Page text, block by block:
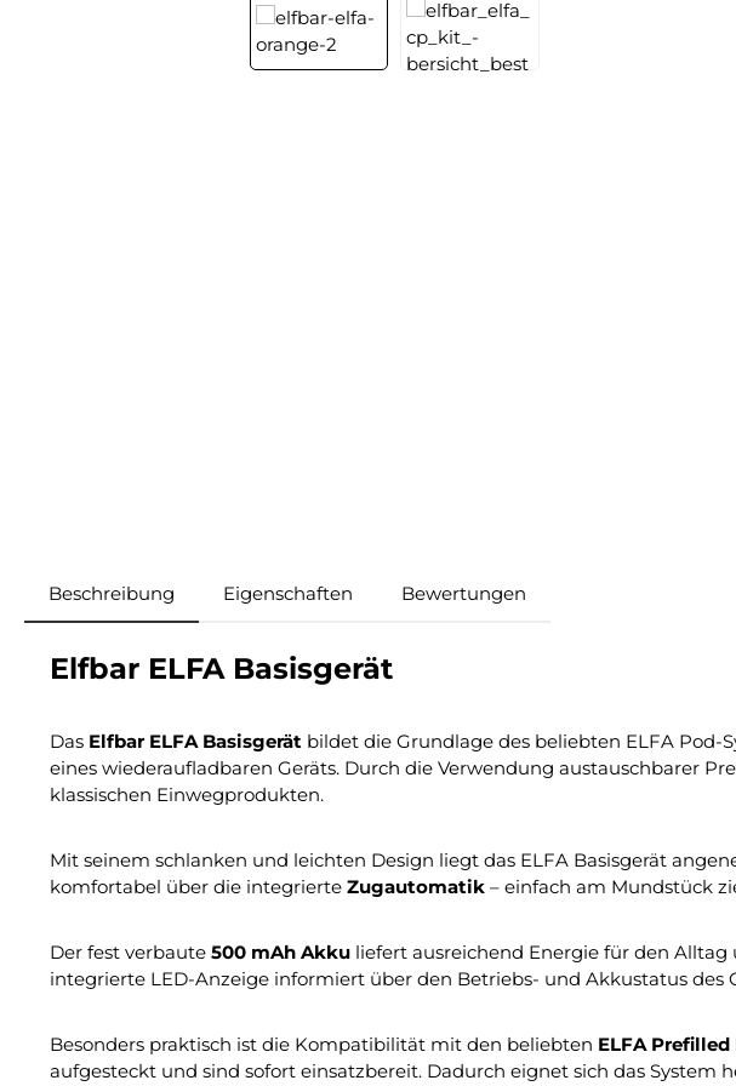
Beschreibung Eigenschaften Bewertungen
Elfbar ELFA Basisgerät
Das Elfbar ELFA Basisgerät bildet die Grundlage des beliebten ELFA
eines wiederaufladbaren Geräts. Durch die Verwendung austauschbarer
klassischen Einwegprodukten.
Mit seinem schlanken und leichten Design liegt das ELFA Basisgerät
komfortabel über die integrierte Zugautomatik – einfach am Mundstück
Der fest verbaute 500 mAh Akku liefert ausreichend Energie für den
integrierte LED-Anzeige informiert über den Betriebs- und Akkustatus des
Besonders praktisch ist die Kompatibilität mit den beliebten ELFA Prefilled
aufgesteckt und sind sofort einsatzbereit. Dadurch eignet sich das